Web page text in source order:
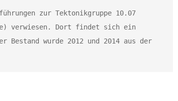
zur Tektonikgruppe 10.07
verwiesen. Dort findet sich ein
wurde 2012 und 2014 aus der